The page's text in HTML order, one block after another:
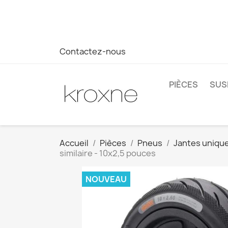
Contactez-nous
PIÈCES
Accueil Pièces Pneus
Jantes
similaire - 10x2,5 pouces
NOUVEAU